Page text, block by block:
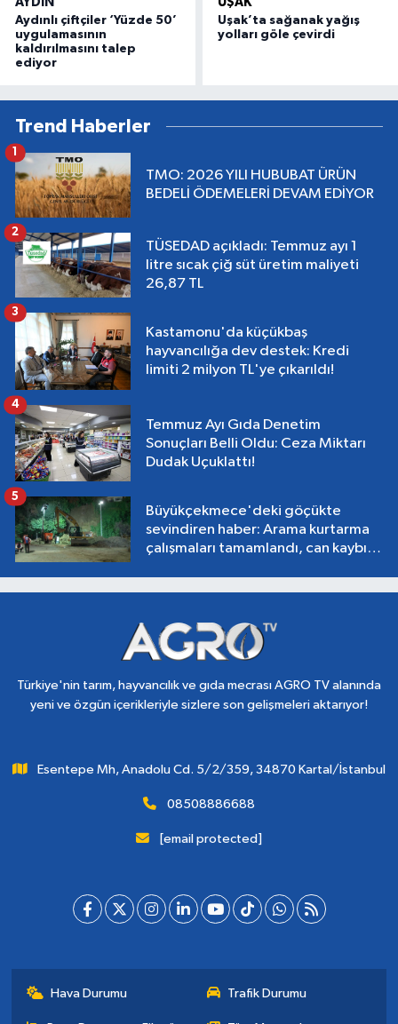
Aydınlı çiftçiler ‘Yüzde 50’
uygulamasının
kaldırılmasını talep
ediyor
Uşak’ta sağanak yağış
yolları göle çevirdi
Trend Haberler
TMO: 2026 YILI HUBUBAT ÜRÜN
BEDELİ ÖDEMELERİ DEVAM EDİYOR
1
TÜSEDAD açıkladı: Temmuz ayı 1
litre sıcak çiğ süt üretim maliyeti
26,87 TL
2
Kastamonu'da küçükbaş
hayvancılığa dev destek: Kredi
limiti 2 milyon TL'ye çıkarıldı!
3
Temmuz Ayı Gıda Denetim
Sonuçları Belli Oldu: Ceza Miktarı
Dudak Uçuklattı!
4
Büyükçekmece'deki göçükte
sevindiren haber: Arama kurtarma
çalışmaları tamamlandı, can kaybı
5
Türkiye'nin tarım, hayvancılık ve gıda mecrası AGRO TV alanında
yeni ve özgün içerikleriyle sizlere son gelişmeleri aktarıyor!
Esentepe Mh, Anadolu Cd. 5/2/359, 34870 Kartal/İstanbul
08508886688
[email protected]
Hava Durumu Trafik Durumu